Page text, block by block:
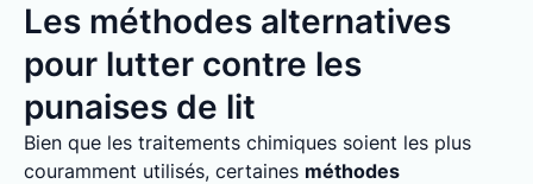
Les méthodes alternatives
pour lutter contre les
punaises de lit
Bien que les traitements chimiques soient les plus
couramment utilisés, certaines méthodes